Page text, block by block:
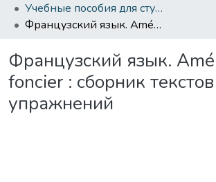
Учебные пособия для студентов, изучающих французский язык
Французский язык. Aménagement foncier : сборник текстов и упражнений
Французский язык.
foncier : сборник
упражнений